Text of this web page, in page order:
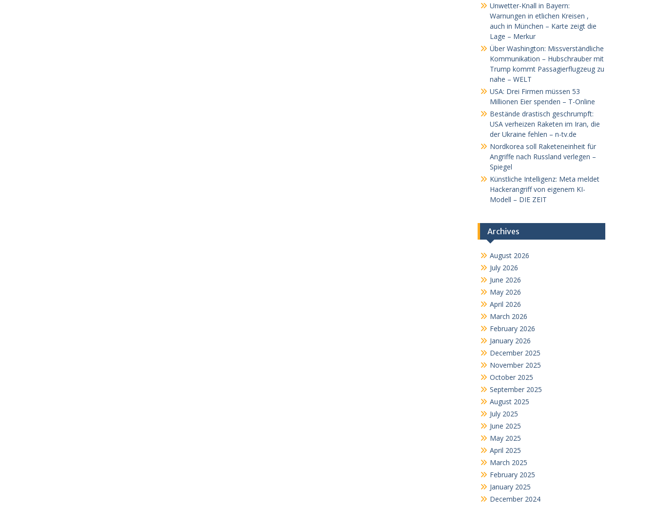
Unwetter-Knall in Bayern:
Warnungen in etlichen Kreisen ,
auch in München – Karte zeigt die
Lage – Merkur
Über Washington: Missverständliche
Kommunikation – Hubschrauber mit
Trump kommt Passagierflugzeug zu
nahe – WELT
USA: Drei Firmen müssen 53
Millionen Eier spenden – T-Online
Bestände drastisch geschrumpft:
USA verheizen Raketen im Iran, die
der Ukraine fehlen – n-tv.de
Nordkorea soll Raketeneinheit für
Angriffe nach Russland verlegen –
Spiegel
Künstliche Intelligenz: Meta meldet
Hackerangriff von eigenem KI-
Modell – DIE ZEIT
Archives
August 2026
July 2026
June 2026
May 2026
April 2026
March 2026
February 2026
January 2026
December 2025
November 2025
October 2025
September 2025
August 2025
July 2025
June 2025
May 2025
April 2025
March 2025
February 2025
January 2025
December 2024